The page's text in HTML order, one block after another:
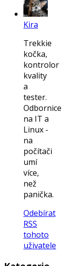
Kira
Trekkie
kočka,
kontrolor
kvality
a
tester.
Odbornice
na IT a
Linux -
na
počítači
umí
více,
než
panička.
Odebírat
RSS
tohoto
uživatele